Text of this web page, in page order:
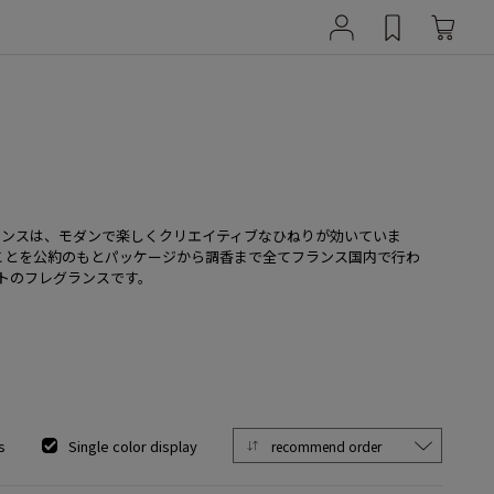
スは、モダンで楽しくクリエイティブなひねりが効いていま
を公約のもとパッケージから調香まで全てフランス国内で行わ
フレグランスです。
Single color display